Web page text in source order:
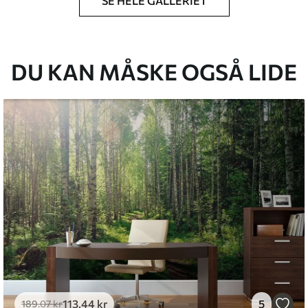
du har angivet, og skæres i identiske
.33269.00kr/m²
and Stick
.67400.00 kr /m²
DU KAN MÅSKE OGSÅ LIDE
189.07kr113.44 kr 5